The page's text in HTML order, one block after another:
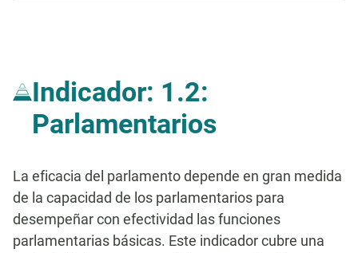
Indicador: 1.2:
Parlamentarios
La eficacia del parlamento depende en gran medida
de la capacidad de los parlamentarios para
desempeñar con efectividad las funciones
parlamentarias básicas. Este indicador cubre una